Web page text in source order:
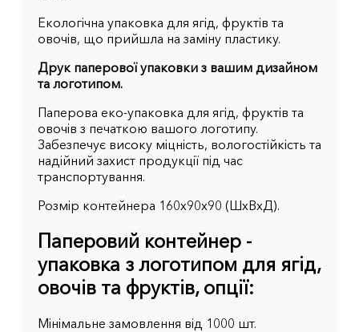
Екологічна упаковка для ягід, фруктів та
овочів, що прийшла на заміну пластику.
Друк паперової упаковки з вашим дизайном
та логотипом.
Паперова еко-упаковка для ягід, фруктів та
овочів з печаткою вашого логотипу.
Забезпечує високу міцність, вологостійкість та
надійний захист продукції під час
транспортування.
Розмір контейнера 160х90х90 (ШхВхД).
Паперовий контейнер -
упаковка з логотипом для ягід,
овочів та фруктів, опції:
Мінімальне замовлення від 1000 шт.